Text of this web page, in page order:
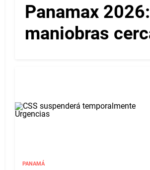
Panamax
maniobras
PANAMÁ